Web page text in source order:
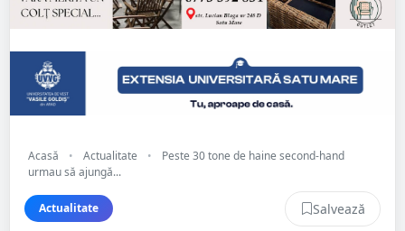
Acasă • Actualitate •
Peste 30 tone de haine second-hand
urmau să ajungă...
Actualitate Salvează